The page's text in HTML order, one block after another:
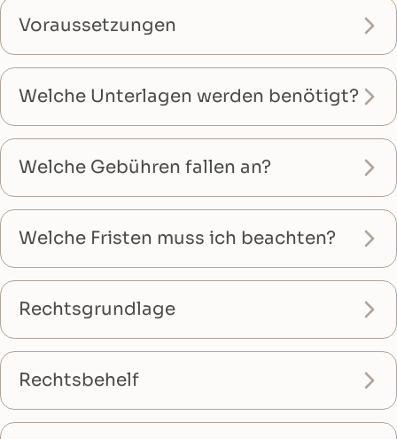
Voraussetzungen
Welche Unterlagen werden benötigt?
Welche Gebühren fallen an?
Welche Fristen muss ich beachten?
Rechtsgrundlage
Rechtsbehelf